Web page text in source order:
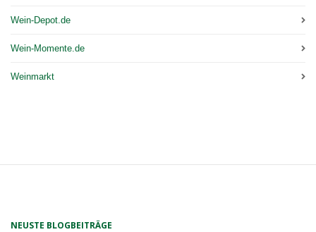
Wein-Depot.de
Wein-Momente.de
Weinmarkt
NEUSTE BLOGBEITRÄGE